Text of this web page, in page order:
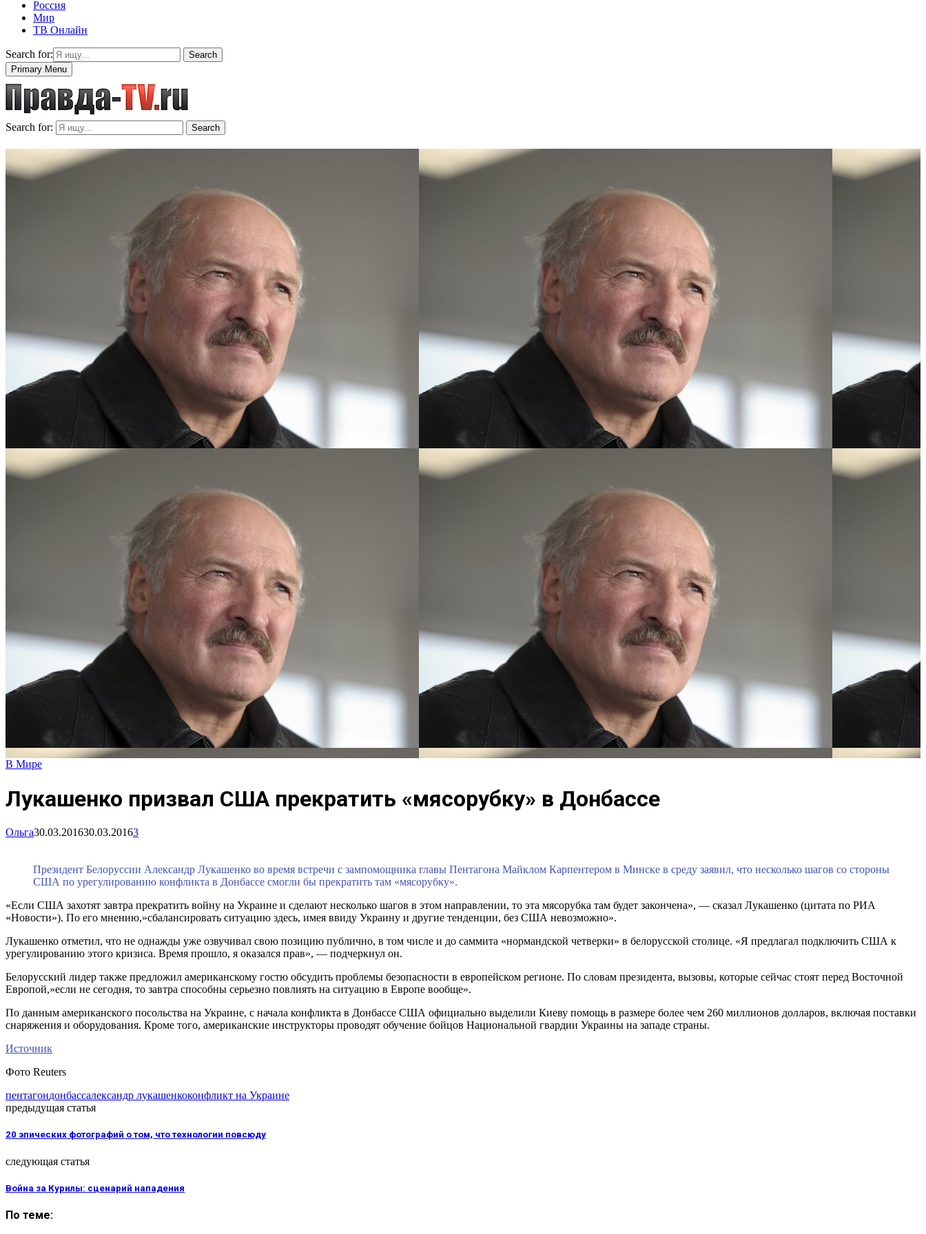
Россия
Мир
ТВ Онлайн
Search for:
Search
Primary Menu
Search for: Search
В Мире
Лукашенко призвал США прекратить «мясорубку» в Донбассе
Ольга30.03.201630.03.20163
Президент Белоруссии Александр Лукашенко во время встречи с зампомощника главы Пентагона Майклом Карпентером в Минске в среду заявил, что несколько шагов со стороны
США по урегулированию конфликта в Донбассе смогли бы прекратить там «мясорубку».
«Если США захотят завтра прекратить войну на Украине и сделают несколько шагов в этом направлении, то эта мясорубка там будет закончена», — сказал Лукашенко (цитата по РИА
«Новости»). По его мнению,»сбалансировать ситуацию здесь, имея ввиду Украину и другие тенденции, без США невозможно».
Лукашенко отметил, что не однажды уже озвучивал свою позицию публично, в том числе и до саммита «нормандской четверки» в белорусской столице. «Я предлагал подключить США к
урегулированию этого кризиса. Время прошло, я оказался прав», — подчеркнул он.
Белорусский лидер также предложил американскому гостю обсудить проблемы безопасности в европейском регионе. По словам президента, вызовы, которые сейчас стоят перед Восточной
Европой,»если не сегодня, то завтра способны серьезно повлиять на ситуацию в Европе вообще».
По данным американского посольства на Украине, с начала конфликта в Донбассе США официально выделили Киеву помощь в размере более чем 260 миллионов долларов, включая поставки
снаряжения и оборудования. Кроме того, американские инструкторы проводят обучение бойцов Национальной гвардии Украины на западе страны.
Источник
Фото Reuters
пентагондонбассалександр лукашенкоконфликт на Украине
предыдущая статья
20 эпических фотографий о том, что технологии повсюду
следующая статья
Война за Курилы: сценарий нападения
По теме: